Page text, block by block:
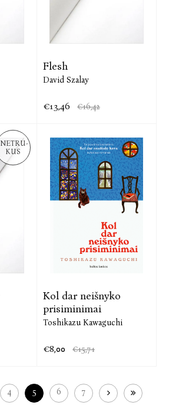
Flesh
David Szalay
€13,46 €16,42
NETRU-
KUS
Kol dar neišnyko
prisiminimai
Toshikazu Kawaguchi
€8,00 €15,71
4 5 6 7